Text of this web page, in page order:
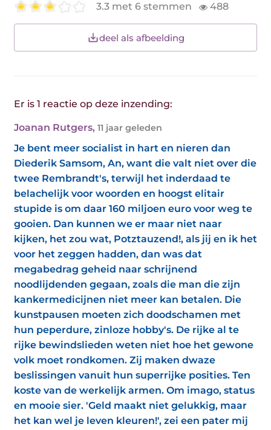
3.3 met 6 stemmen 488
deel als afbeelding
Er is 1 reactie op deze inzending:
Joanan Rutgers, 11 jaar geleden
Je bent meer socialist in hart en nieren dan
Diederik Samsom, An, want die valt niet over die
twee Rembrandt's, terwijl het inderdaad te
belachelijk voor woorden en hoogst elitair
stupide is om daar 160 miljoen euro voor weg te
gooien. Dan kunnen we er maar niet naar
kijken, het zou wat, Potztauzend!, als jij en ik het
voor het zeggen hadden, dan was dat
megabedrag geheid naar schrijnend
noodlijdenden gegaan, zoals die man die zijn
kankermedicijnen niet meer kan betalen. Die
kunstpausen moeten zich doodschamen met
hun peperdure, zinloze hobby's. De rijke al te
rijke bewindslieden weten niet hoe het gewone
volk moet rondkomen. Zij maken dwaze
beslissingen vanuit hun superrijke posities. Ten
koste van de werkelijk armen. Om imago, status
en mooie sier. 'Geld maakt niet gelukkig, maar
het kan wel je leven kleuren!', zei een pater mij